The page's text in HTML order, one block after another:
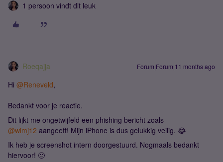
1 persoon vindt dit leuk
Roeqajja Forum|Forum|11 months ago
Hi ​ @Reneveld,
Bedankt voor je reactie.
Dit lijkt me ongetwijfeld een phishing bericht zoals ​
@wimj12 aangeeft! Mijn iPhone is dus gelukkig veilig. 😂
Ik heb je screenshot intern doorgestuurd. Nogmaals bedankt
hiervoor! 🙂